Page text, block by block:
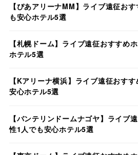
【ぴあアリーナMM】ライブ遠征お
も安心ホテル5選
【札幌ドーム】ライブ遠征おすすめ
ホテル5選
【Kアリーナ横浜】ライブ遠征おす
安心ホテル5選
【バンテリンドームナゴヤ】ライブ
性1人でも安心ホテル5選